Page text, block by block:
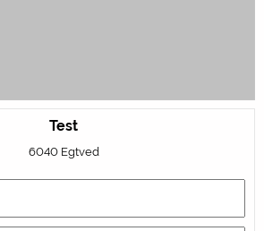
Test
6040 Egtved